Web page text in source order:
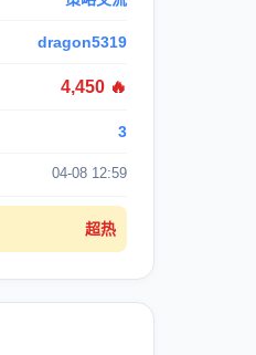
dragon5319
4,450 🔥
3
04-08 12:59
超热